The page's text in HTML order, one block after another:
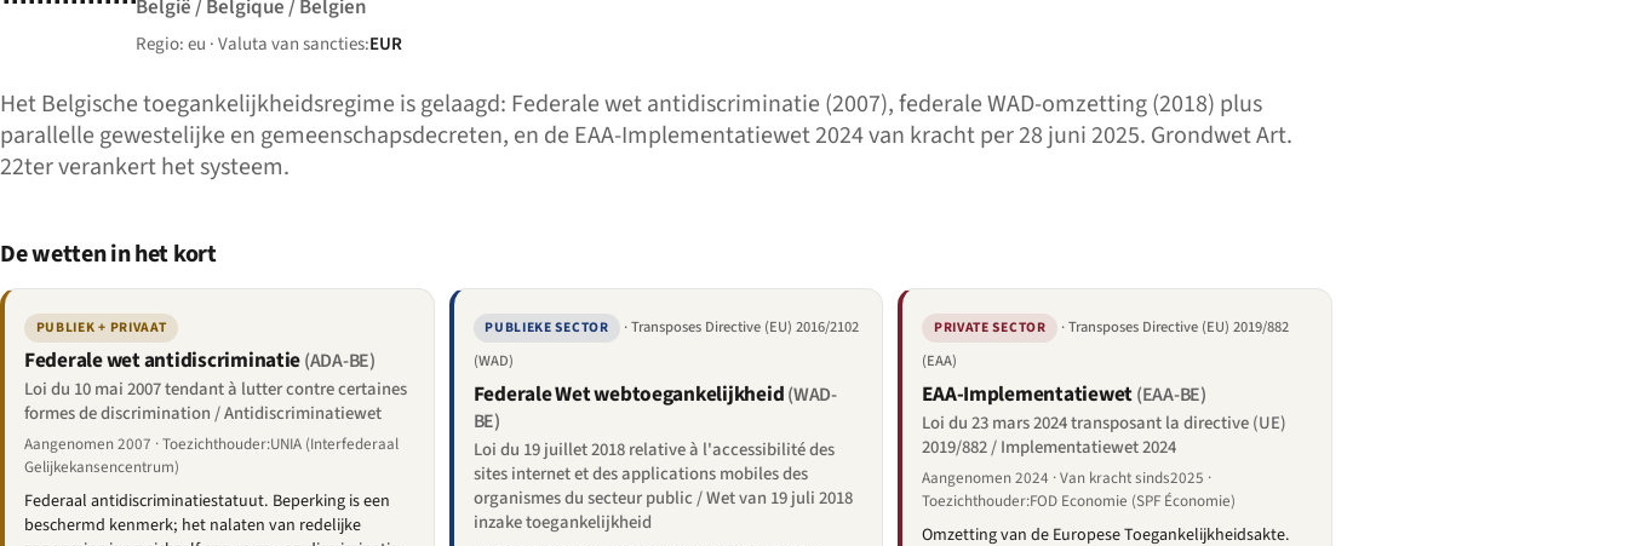
België / Belgique / Belgien
Regio: eu · Valuta van sancties:EUR
Het Belgische toegankelijkheidsregime is gelaagd: Federale wet antidiscriminatie (2007), federale WAD-omzetting (2018) plus
parallelle gewestelijke en gemeenschapsdecreten, en de EAA-Implementatiewet 2024 van kracht per 28 juni 2025. Grondwet Art.
22ter verankert het systeem.
De wetten in het kort
PUBLIEK + PRIVAAT
Federale wet antidiscriminatie(ADA-BE)
Loi du 10 mai 2007 tendant à lutter contre certaines
formes de discrimination / Antidiscriminatiewet
Aangenomen 2007 · Toezichthouder:UNIA (Interfederaal
Gelijkekansencentrum)
Federaal antidiscriminatiestatuut. Beperking is een
beschermd kenmerk; het nalaten van redelijke
PUBLIEKE SECTOR
· Transposes Directive (EU) 2016/2102
(WAD)
Federale Wet webtoegankelijkheid(WAD-
BE)
Loi du 19 juillet 2018 relative à l'accessibilité des
sites internet et des applications mobiles des
organismes du secteur public / Wet van 19 juli 2018
inzake toegankelijkheid
PRIVATE SECTOR
· Transposes Directive (EU) 2019/882
(EAA)
EAA-Implementatiewet(EAA-BE)
Loi du 23 mars 2024 transposant la directive (UE)
2019/882 / Implementatiewet 2024
Aangenomen 2024 · Van kracht sinds2025 ·
Toezichthouder:FOD Economie (SPF Économie)
Omzetting van de Europese Toegankelijkheidsakte.